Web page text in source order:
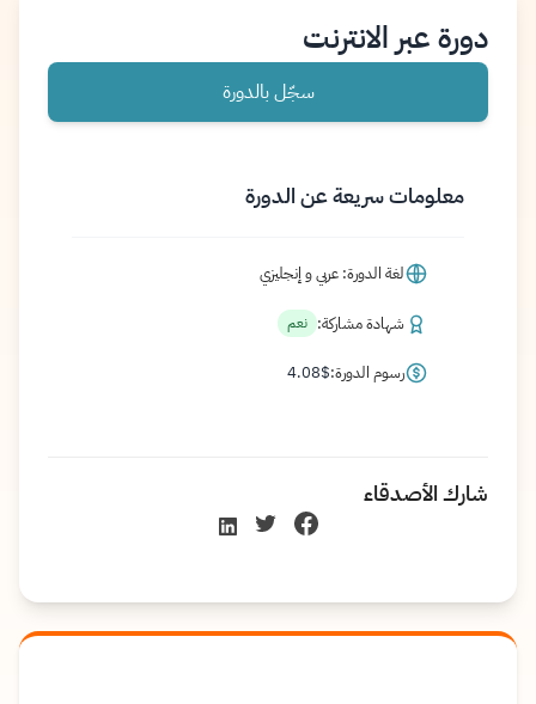
دورة عبر الانترنت
سجّل بالدورة
معلومات سريعة عن الدورة
لغة الدورة: عربي و إنجليزي
شهادة مشاركة: نعم
رسوم الدورة: 4.08$
شارك الأصدقاء